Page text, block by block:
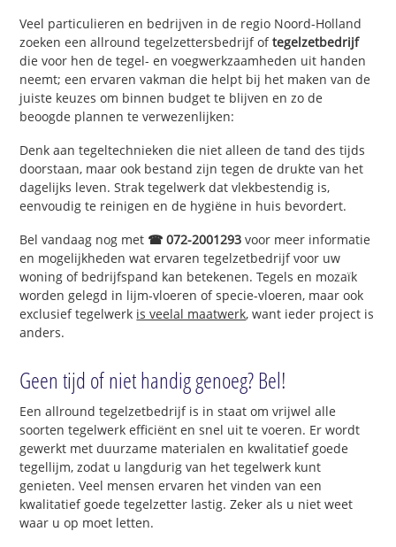
Veel particulieren en bedrijven in de regio Noord-Holland
zoeken een allround tegelzettersbedrijf oftegelzetbedrijf
die voor hen de tegel- en voegwerkzaamheden uit handen
neemt; een ervaren vakman die helpt bij het maken van de
juiste keuzes om binnen budget te blijven en zo de
beoogde plannen te verwezenlijken:
Denk aan tegeltechnieken die niet alleen de tand des tijds
doorstaan, maar ook bestand zijn tegen de drukte van het
dagelijks leven. Strak tegelwerk dat vlekbestendig is,
eenvoudig te reinigen en de hygiëne in huis bevordert.
Bel vandaag nog met ☎ 072-2001293 voor meer informatie
en mogelijkheden wat ervaren tegelzetbedrijf voor uw
woning of bedrijfspand kan betekenen. Tegels en mozaïk
worden gelegd in lijm-vloeren of specie-vloeren, maar ook
exclusief tegelwerk is veelal maatwerk, want ieder project is
anders.
Geen tijd of niet handig genoeg? Bel!
Een allround tegelzetbedrijf is in staat om vrijwel alle
soorten tegelwerk efficiënt en snel uit te voeren. Er wordt
gewerkt met duurzame materialen en kwalitatief goede
tegellijm, zodat u langdurig van het tegelwerk kunt
genieten. Veel mensen ervaren het vinden van een
kwalitatief goede tegelzetter lastig. Zeker als u niet weet
waar u op moet letten.